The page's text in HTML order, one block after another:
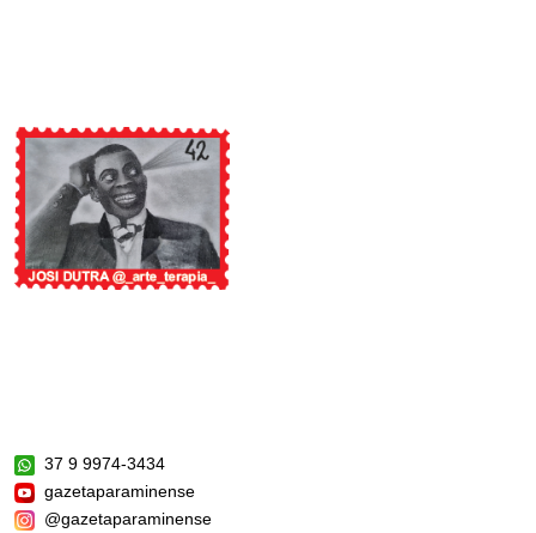
37 9 9974-3434
gazetaparaminense
@gazetaparaminense